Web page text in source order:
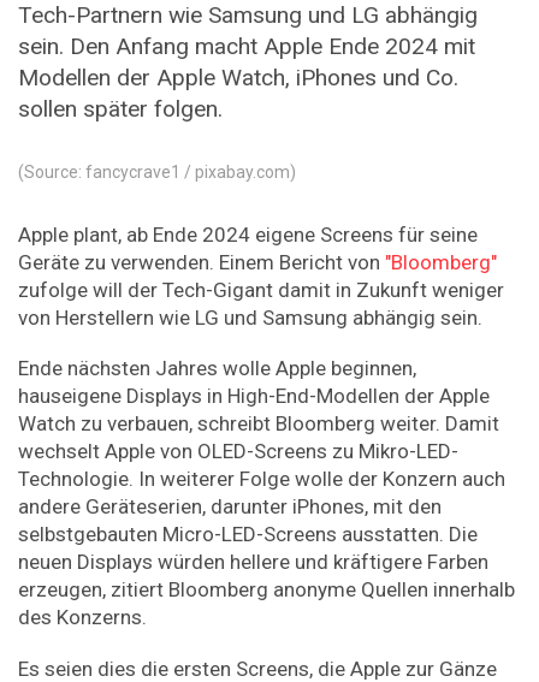
Tech-Partnern wie Samsung und LG abhängig
sein. Den Anfang macht Apple Ende 2024 mit
Modellen der Apple Watch, iPhones und Co.
sollen später folgen.
(Source: fancycrave1 / pixabay.com)
Apple plant, ab Ende 2024 eigene Screens für seine
Geräte zu verwenden. Einem Bericht von "Bloomberg"
zufolge will der Tech-Gigant damit in Zukunft weniger
von Herstellern wie LG und Samsung abhängig sein.
Ende nächsten Jahres wolle Apple beginnen,
hauseigene Displays in High-End-Modellen der Apple
Watch zu verbauen, schreibt Bloomberg weiter. Damit
wechselt Apple von OLED-Screens zu Mikro-LED-
Technologie. In weiterer Folge wolle der Konzern auch
andere Geräteserien, darunter iPhones, mit den
selbstgebauten Micro-LED-Screens ausstatten. Die
neuen Displays würden hellere und kräftigere Farben
erzeugen, zitiert Bloomberg anonyme Quellen innerhalb
des Konzerns.
Es seien dies die ersten Screens, die Apple zur Gänze